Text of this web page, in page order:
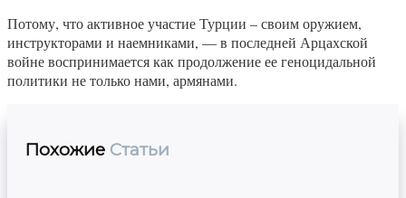
Потому, что активное участие Турции – своим оружием,
инструкторами и наемниками, — в последней Арцахской
войне воспринимается как продолжение ее геноцидальной
политики не только нами, армянами.
Похожие Статьи